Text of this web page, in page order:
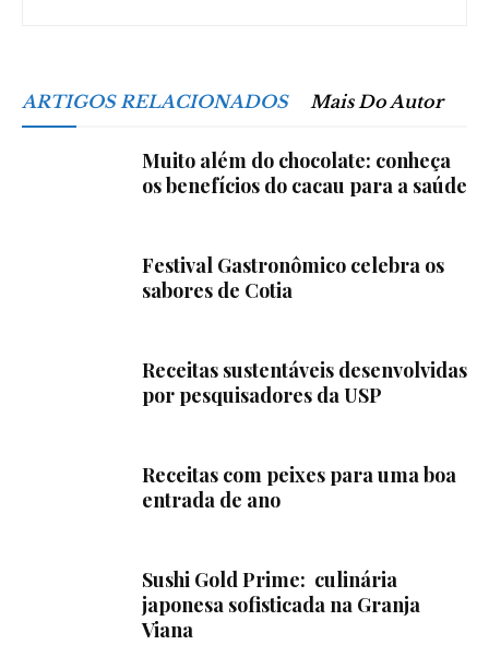
ARTIGOS RELACIONADOS Mais Do Autor
Muito além do chocolate: conheça
os benefícios do cacau para a saúde
Festival Gastronômico celebra os
sabores de Cotia
Receitas sustentáveis desenvolvidas
por pesquisadores da USP
Receitas com peixes para uma boa
entrada de ano
Sushi Gold Prime: culinária
japonesa sofisticada na Granja
Viana